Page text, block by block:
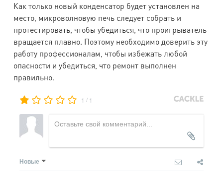
Как только новый конденсатор будет установлен на
место, микроволновую печь следует собрать и
протестировать, чтобы убедиться, что проигрыватель
вращается плавно. Поэтому необходимо доверить эту
работу профессионалам, чтобы избежать любой
опасности и убедиться, что ремонт выполнен
правильно.
1 / 1
Новые